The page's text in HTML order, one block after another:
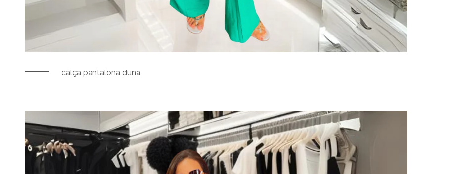
calça pantalona duna